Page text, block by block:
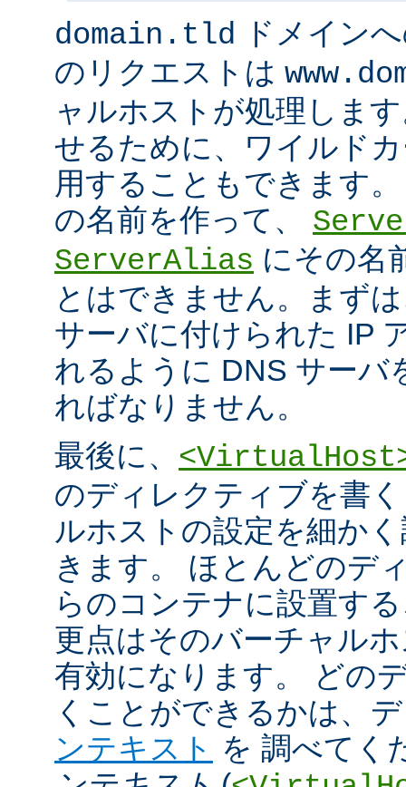
domain.tld ドメイン
のリクエストは
ャルホストが処理しま
せるために、ワイルド
用することもできます
の名前を作って、
ServerAlias にその名
とはできません。まず
サーバに付けられた IP
れるように DNS サーバ
ればなりません。
最後に、
のディレクティブを書
ルホストの設定を細か
きます。 ほとんどのデ
らのコンテナに設置す
更点はそのバーチャル
有効になります。 どの
くことができるかは、
ンテキスト を 調べてく